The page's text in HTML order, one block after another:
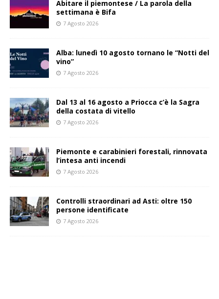
Abitare il piemontese / La parola della
settimana è Bifa
7 Agosto 2026
Alba: lunedì 10 agosto tornano le “Notti del
vino”
7 Agosto 2026
Dal 13 al 16 agosto a Priocca c’è la Sagra
della costata di vitello
7 Agosto 2026
Piemonte e carabinieri forestali, rinnovata
l’intesa anti incendi
7 Agosto 2026
Controlli straordinari ad Asti: oltre 150
persone identificate
7 Agosto 2026